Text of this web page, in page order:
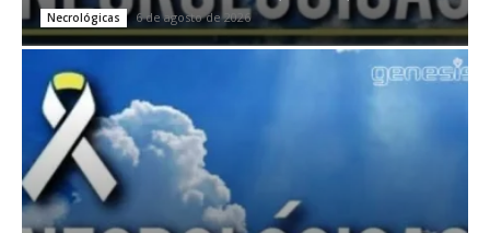
Necrológicas 6 de agosto de 2026